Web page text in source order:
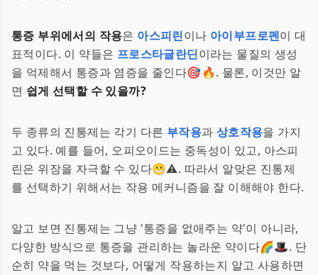
통증 부위에서의 작용은 아스피린이나 아이부프로펜이 대
표적이다. 이 약들은 프로스타글란딘이라는 물질의 생성
을 억제해서 통증과 염증을 줄인다🎯🔥. 물론, 이것만 알
면 쉽게 선택할 수 있을까?
두 종류의 진통제는 각기 다른 부작용과 상호작용을 가지
고 있다. 예를 들어, 오피오이드는 중독성이 있고, 아스피
린은 위장을 자극할 수 있다😬⚠️. 따라서 알맞은 진통제
를 선택하기 위해서는 작용 메커니즘을 잘 이해해야 한다.
알고 보면 진통제는 그냥 '통증을 없애주는 약'이 아니라,
다양한 방식으로 통증을 관리하는 놀라운 약이다🌈🎩. 단
순히 약을 먹는 것보다, 어떻게 작용하는지 알고 사용하면